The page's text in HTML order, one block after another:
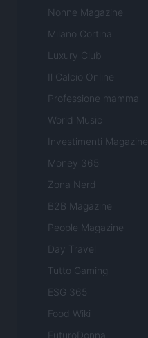
Nonne Magazine
Milano Cortina
Luxury Club
Il Calcio Online
Professione mamma
World Music
Investimenti Magazine
Money 365
Zona Nerd
B2B Magazine
People Magazine
Day Travel
Tutto Gaming
ESG 365
Food Wiki
FuturoDonna